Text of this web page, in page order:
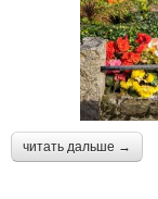
читать дальше →